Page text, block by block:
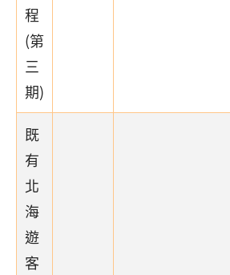
程
(第
三
期)
既
有
北
海
遊
客